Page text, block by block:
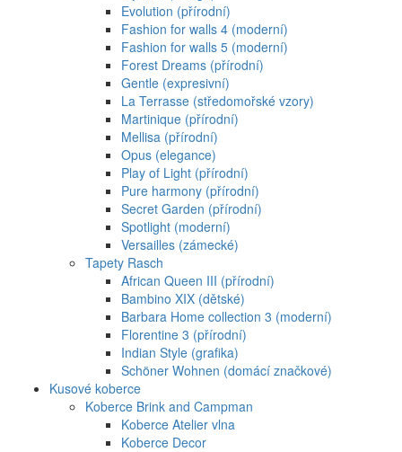
Evolution (přírodní)
Fashion for walls 4 (moderní)
Fashion for walls 5 (moderní)
Forest Dreams (přírodní)
Gentle (expresivní)
La Terrasse (středomořské vzory)
Martinique (přírodní)
Mellisa (přírodní)
Opus (elegance)
Play of Light (přírodní)
Pure harmony (přírodní)
Secret Garden (přírodní)
Spotlight (moderní)
Versailles (zámecké)
Tapety Rasch
African Queen III (přírodní)
Bambino XIX (dětské)
Barbara Home collection 3 (moderní)
Florentine 3 (přírodní)
Indian Style (grafika)
Schöner Wohnen (domácí značkové)
Kusové koberce
Koberce Brink and Campman
Koberce Atelier vlna
Koberce Decor